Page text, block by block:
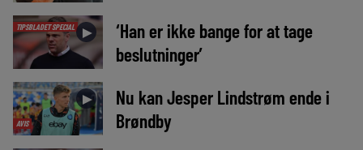
TIPSBLADET SPECIAL ►
‘Han er ikke bange for at tage
beslutninger’
AVIS
►
Nu kan Jesper Lindstrøm ende i
Brøndby